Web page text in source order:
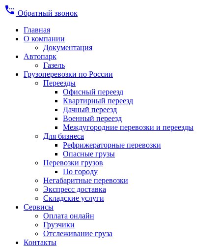
settings_phone Обратный звонок
Главная
О компании
Документация
Автопарк
Газель
Грузоперевозки по России
Переезды
Офисный переезд
Квартирный переезд
Дачный переезд
Военный переезд
Междугородние перевозки и переезды
Для бизнеса
Рефрижераторные перевозки
Опасные грузы
Перевозки грузов
По городу
Негабаритные перевозки
Экспресс доставка
Складские услуги
Сервисы
Оплата онлайн
Грузчики
Отслеживание груза
Контакты